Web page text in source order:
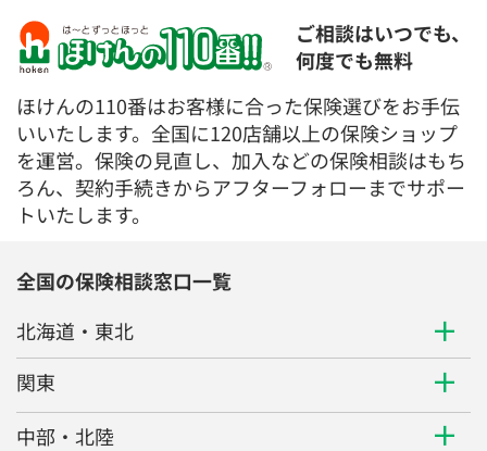
ご相談はいつでも、
何度でも無料
ほけんの110番はお客様に合った保険選びをお手伝
いいたします。全国に120店舗以上の保険ショップ
を運営。保険の見直し、加入などの保険相談はもち
ろん、契約手続きからアフターフォローまでサポー
トいたします。
全国の保険相談窓口一覧
北海道・東北
関東
中部・北陸